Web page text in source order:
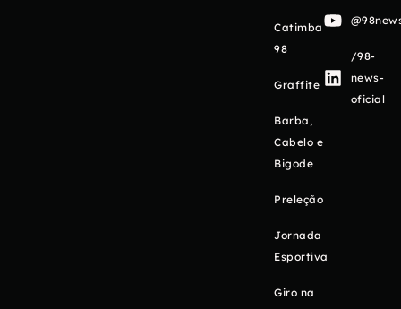
Catimba
98
Graffite
Barba,
Cabelo e
Bigode
Preleção
Jornada
Esportiva
Giro na
/98-
news-
oficial